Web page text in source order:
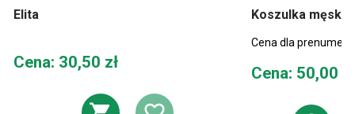
Elita
Cena
Cena: 30,50 zł
Koszulka męska
Cena dla
Cena
Cena: 50,00